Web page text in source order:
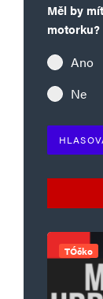
Měl by
motorku?
Ano
Ne
TÓčko